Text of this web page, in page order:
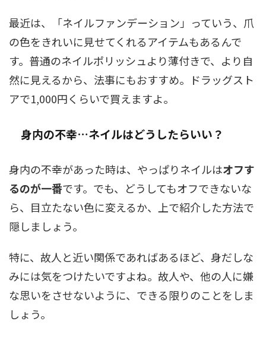
最近は、「ネイルファンデーション」っていう、爪
の色をきれいに見せてくれるアイテムもあるんで
す。普通のネイルポリッシュより薄付きで、より自
然に見えるから、法事にもおすすめ。ドラッグスト
アで1,000円くらいで買えますよ。
身内の不幸…ネイルはどうしたらいい？
身内の不幸があった時は、やっぱりネイルはオフす
るのが一番です。でも、どうしてもオフできないな
ら、目立たない色に変えるか、上で紹介した方法で
隠しましょう。
特に、故人と近い関係であればあるほど、身だしな
みには気をつけたいですよね。故人や、他の人に嫌
な思いをさせないように、できる限りのことをしま
しょう。